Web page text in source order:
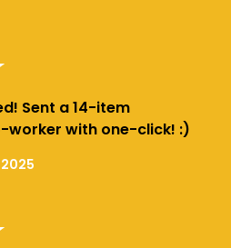
Sent a 14-item
with one-click! :)